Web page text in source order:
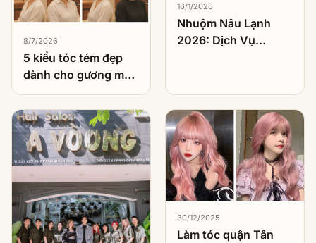
8/7/2026
5 kiểu tóc tém đẹp
dành cho gương mặt
tròn
16/1/2026
Nhuộm Nâu Lạnh
2026: Dịch Vụ
30/12/2025
Làm tóc quận Tân